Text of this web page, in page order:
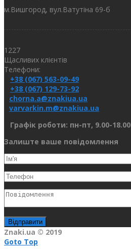
м.Вишгород, вул.Ватутіна 69-б
1227
Щасливих клієнтів
Телефони:
+38 (067) 563-09-49
+38 (067) 129-73-92
chorna.a@znakiua.ua
varvarkin.m@znakiua.ua
Графік роботи: пн-пт, 9.00-18.00
Залиште ваше повідомлення
Znaki.ua © 2019
Goto Top